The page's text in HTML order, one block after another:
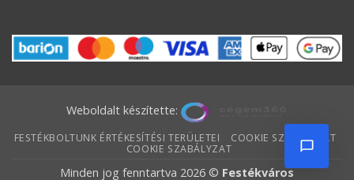
Weboldalt készítette:
FESTÉKBOLTUNK ÉRTÉKESÍTÉSI TERÜLETEI
COOKIE SZABÁLYZAT
COOKIE SZABÁLYZAT
Minden jog fenntartva 2026 © Festékváros